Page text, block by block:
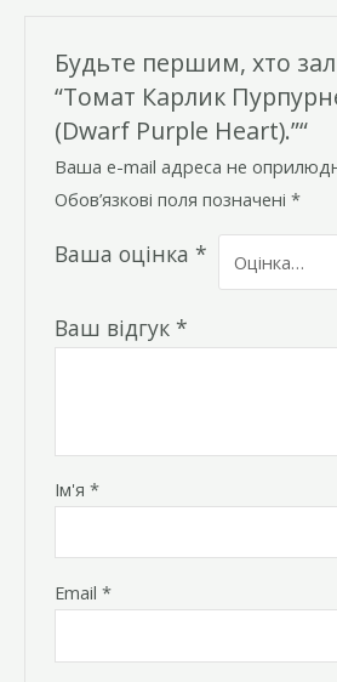
Будьте першим, хто
“Томат Карлик
(Dwarf Purple Heart).”“
Ваша e-mail адреса не
Обов’язкові поля позначені*
Ваша оцінка*
Ваш відгук*
Ім'я*
Email*